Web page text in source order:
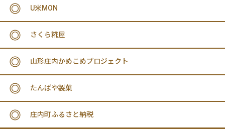
U米MON
さくら糀屋
山形庄内かめこめプロジェクト
たんばや製菓
庄内町ふるさと納税